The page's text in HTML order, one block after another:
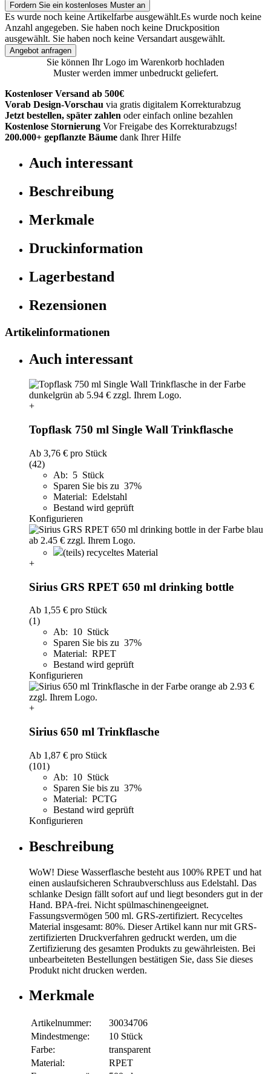
Fordern Sie ein kostenloses Muster an
Es wurde noch keine Artikelfarbe ausgewählt.Es wurde noch keine
Anzahl angegeben. Sie haben noch keine Druckposition
ausgewählt. Sie haben noch keine Versandart ausgewählt.
Angebot anfragen
Sie können Ihr Logo im Warenkorb hochladen
Muster werden immer unbedruckt geliefert.
Kostenloser Versand ab 500€
Vorab Design-Vorschau via gratis digitalem Korrekturabzug
Jetzt bestellen, später zahlen oder einfach online bezahlen
Kostenlose Stornierung Vor Freigabe des Korrekturabzugs!
200.000+ gepflanzte Bäume dank Ihrer Hilfe
Auch interessant
Beschreibung
Merkmale
Druckinformation
Lagerbestand
Rezensionen
Artikelinformationen
Auch interessant
+
Topflask 750 ml Single Wall Trinkflasche
Ab 3,76 € pro Stück
(42)
Ab: 5 Stück
Sparen Sie bis zu 37%
Material: Edelstahl
Bestand wird geprüft
Konfigurieren
(teils) recyceltes Material
+
Sirius GRS RPET 650 ml drinking bottle
Ab 1,55 € pro Stück
(1)
Ab: 10 Stück
Sparen Sie bis zu 37%
Material: RPET
Bestand wird geprüft
Konfigurieren
+
Sirius 650 ml Trinkflasche
Ab 1,87 € pro Stück
(101)
Ab: 10 Stück
Sparen Sie bis zu 37%
Material: PCTG
Bestand wird geprüft
Konfigurieren
Beschreibung
WoW! Diese Wasserflasche besteht aus 100% RPET und hat
einen auslaufsicheren Schraubverschluss aus Edelstahl. Das
schlanke Design fällt sofort auf und liegt besonders gut in der
Hand. BPA-frei. Nicht spülmaschinengeeignet.
Fassungsvermögen 500 ml. GRS-zertifiziert. Recyceltes
Material insgesamt: 80%. Dieser Artikel kann nur mit GRS-
zertifizierten Druckverfahren gedruckt werden, um die
Zertifizierung des gesamten Produkts zu gewährleisten. Bei
unbearbeiteten Bestellungen bestätigen Sie, dass Sie dieses
Produkt nicht drucken werden.
Merkmale
Artikelnummer:
30034706
Mindestmenge:
10 Stück
Farbe:
transparent
Material:
RPET